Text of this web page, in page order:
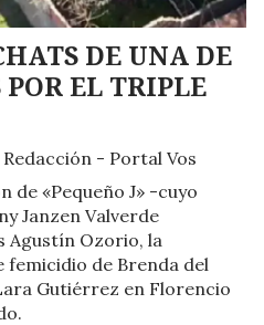
DE UNA DE
EL TRIPLE
Redacción - Portal Vos
de «Pequeño J» -cuyo
Janzen Valverde
Agustín Ozorio, la
de Brenda del
Gutiérrez en Florencio